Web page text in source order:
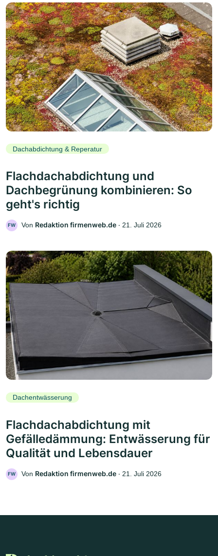
Dachabdichtung & Reperatur
Flachdachabdichtung und
Dachbegrünung kombinieren: So
geht's richtig
FW Von Redaktion firmenweb.de ‧ 21. Juli 2026
Dachentwässerung
Flachdachabdichtung mit
Gefälledämmung: Entwässerung für
Qualität und Lebensdauer
FW Von Redaktion firmenweb.de ‧ 21. Juli 2026